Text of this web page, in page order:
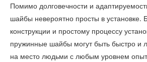
Помимо долговечности и
шайбы невероятно просты в установке.
конструкции и простому процессу
пружинные шайбы могут быть быстро и
на место людьми с любым уровнем